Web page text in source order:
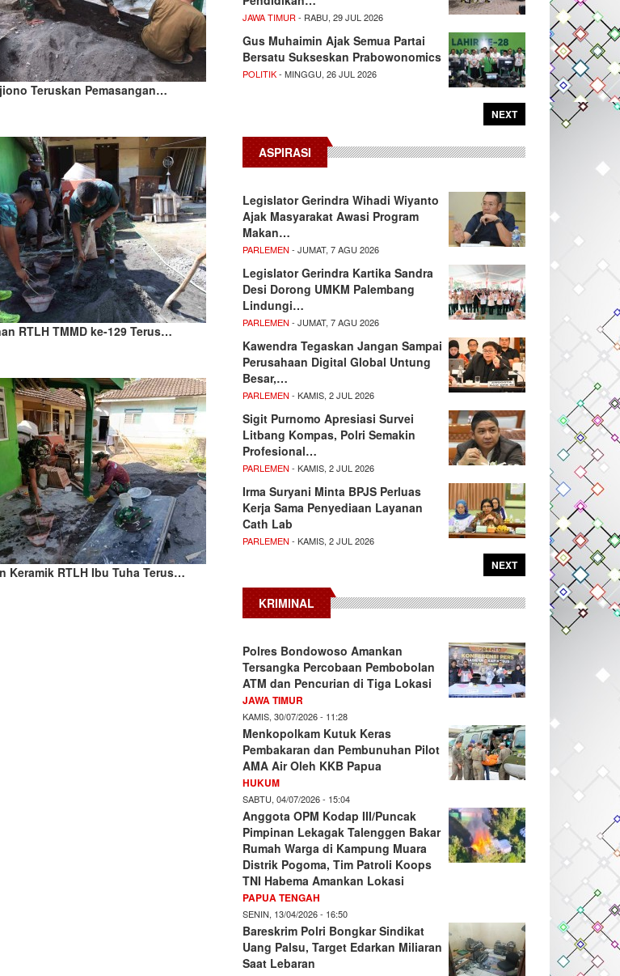
Teruskan Pemasangan…
RTLH TMMD ke-129 Terus…
Keramik RTLH Ibu Tuha Terus…
JAWA TIMUR - RABU, 29 JUL 2026
Gus Muhaimin Ajak Semua Partai
Bersatu Sukseskan Prabowonomics
POLITIK- MINGGU, 26 JUL 2026
NEXT
ASPIRASI
Legislator Gerindra Wihadi Wiyanto
Ajak Masyarakat Awasi Program
Makan…
PARLEMEN - JUMAT, 7 AGU 2026
Legislator Gerindra Kartika Sandra
Desi Dorong UMKM Palembang
Lindungi…
PARLEMEN - JUMAT, 7 AGU 2026
Kawendra Tegaskan Jangan Sampai
Perusahaan Digital Global Untung
Besar,…
PARLEMEN - KAMIS, 2 JUL 2026
Sigit Purnomo Apresiasi Survei
Litbang Kompas, Polri Semakin
Profesional…
PARLEMEN - KAMIS, 2 JUL 2026
Irma Suryani Minta BPJS Perluas
Kerja Sama Penyediaan Layanan
Cath Lab
PARLEMEN - KAMIS, 2 JUL 2026
NEXT
KRIMINAL
Polres Bondowoso Amankan
Tersangka Percobaan Pembobolan
ATM dan Pencurian di Tiga Lokasi
JAWA TIMUR
KAMIS, 30/07/2026 - 11:28
Menkopolkam Kutuk Keras
Pembakaran dan Pembunuhan Pilot
AMA Air Oleh KKB Papua
HUKUM
SABTU, 04/07/2026 - 15:04
Anggota OPM Kodap III/Puncak
Pimpinan Lekagak Talenggen Bakar
Rumah Warga di Kampung Muara
Distrik Pogoma, Tim Patroli Koops
TNI Habema Amankan Lokasi
PAPUA TENGAH
SENIN, 13/04/2026 - 16:50
Bareskrim Polri Bongkar Sindikat
Uang Palsu, Target Edarkan Miliaran
Saat Lebaran